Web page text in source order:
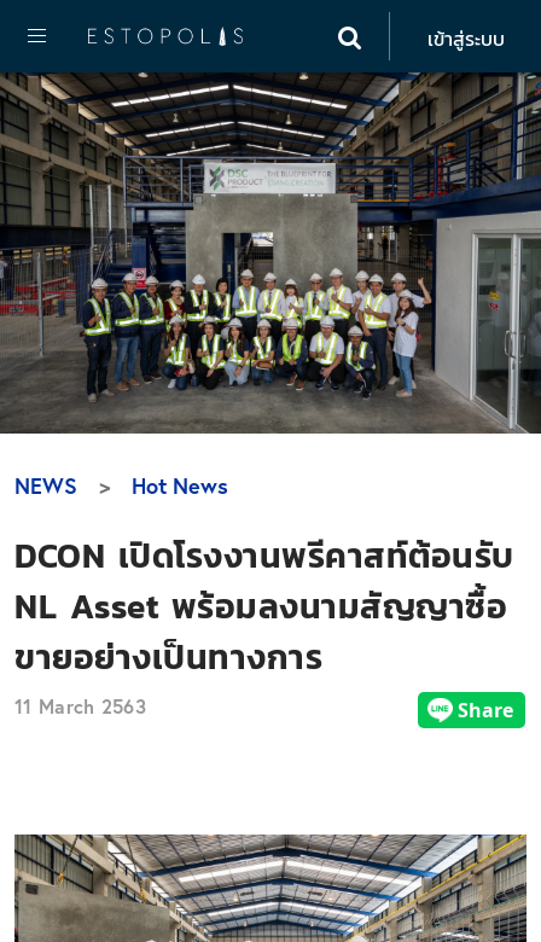
เข้าสู่ระบบ
NEWS Hot News
DCON เปิดโรงงานพรีคาสท์ต้อนรับ
NL Asset พร้อมลงนามสัญญาซื้อ
ขายอย่างเป็นทางการ
11 March 2563